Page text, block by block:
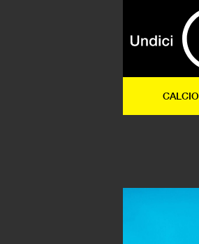
CALCIO